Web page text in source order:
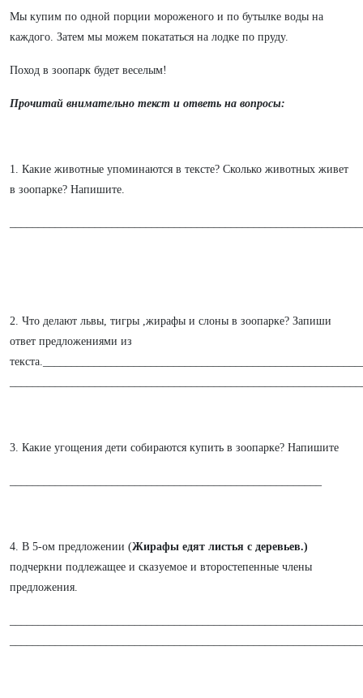
Мы купим по одной порции мороженого и по бутылке воды на
каждого. Затем мы можем покататься на лодке по пруду.
Поход в зоопарк будет веселым!
Прочитай внимательно текст и ответь на вопросы:
1. Какие животные упоминаются в тексте? Сколько животных живет
в зоопарке? Напишите.
2. Что делают львы, тигры ,жирафы и слоны в зоопарке? Запиши
ответ предложениями из
3. Какие угощения дети собираются купить в зоопарке? Напишите
4. В 5-ом предложении (Жирафы едят листья с деревьев.)
подчеркни подлежащее и сказуемое и второстепенные члены
предложения.